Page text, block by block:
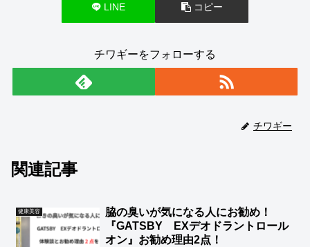
LINE コピー
チワギーをフォローする
チワギー
関連記事
健康美容
脇の臭いが気になる人にお勧め！
『GATSBY EXデオドラントロール
オン』お勧め理由2点！